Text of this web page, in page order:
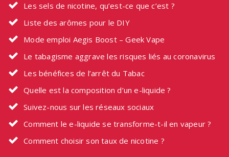
Les sels de nicotine, qu’est-ce que c’est ?
Liste des arômes pour le DIY
Mode emploi Aegis Boost – Geek Vape
Le tabagisme aggrave les risques liés au coronavirus
Les bénéfices de l’arrêt du Tabac
Quelle est la composition d’un e-liquide ?
Suivez-nous sur les réseaux sociaux
Comment le e-liquide se transforme-t-il en vapeur ?
Comment choisir son taux de nicotine ?